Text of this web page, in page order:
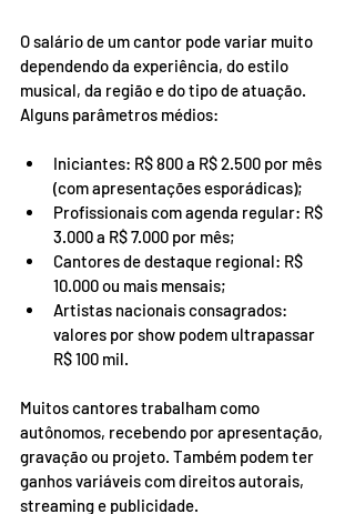
O salário de um cantor pode variar muito
dependendo da experiência, do estilo
musical, da região e do tipo de atuação.
Alguns parâmetros médios:
Iniciantes: R$ 800 a R$ 2.500 por mês
(com apresentações esporádicas);
Profissionais com agenda regular: R$
3.000 a R$ 7.000 por mês;
Cantores de destaque regional: R$
10.000 ou mais mensais;
Artistas nacionais consagrados:
valores por show podem ultrapassar
R$ 100 mil.
Muitos cantores trabalham como
autônomos, recebendo por apresentação,
gravação ou projeto. Também podem ter
ganhos variáveis com direitos autorais,
streaming e publicidade.